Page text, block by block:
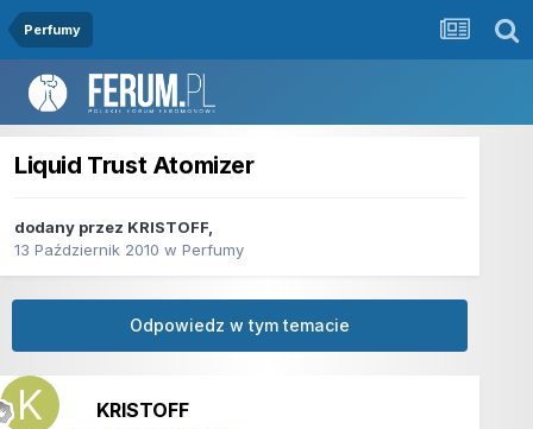
Perfumy
Liquid Trust Atomizer
dodany przez KRISTOFF,
13 Październik 2010 w Perfumy
Odpowiedz w tym temacie
KRISTOFF